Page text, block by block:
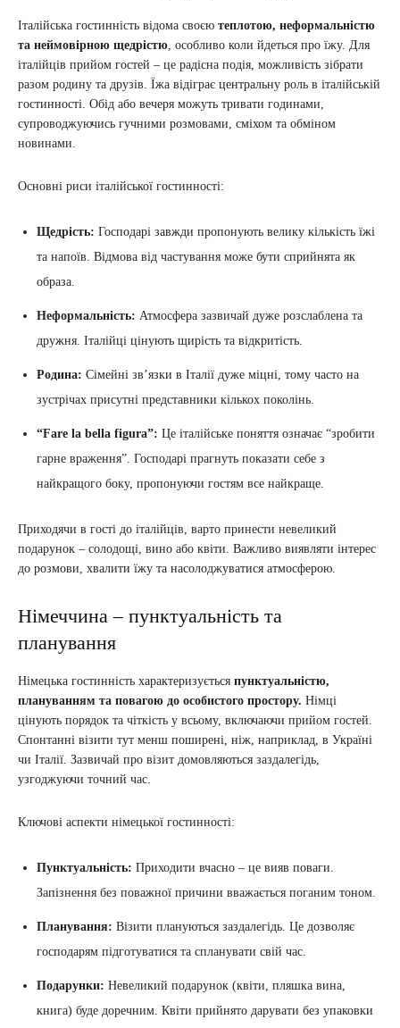
Італійська гостинність відома своєю теплотою, неформальністю
та неймовірною щедрістю, особливо коли йдеться про їжу. Для
італійців прийом гостей – це радісна подія, можливість зібрати
разом родину та друзів. Їжа відіграє центральну роль в італійській
гостинності. Обід або вечеря можуть тривати годинами,
супроводжуючись гучними розмовами, сміхом та обміном
новинами.
Основні риси італійської гостинності:
Щедрість: Господарі завжди пропонують велику кількість їжі
та напоїв. Відмова від частування може бути сприйнята як
образа.
Неформальність: Атмосфера зазвичай дуже розслаблена та
дружня. Італійці цінують щирість та відкритість.
Родина: Сімейні зв’язки в Італії дуже міцні, тому часто на
зустрічах присутні представники кількох поколінь.
“Fare la bella figura”: Це італійське поняття означає “зробити
гарне враження”. Господарі прагнуть показати себе з
найкращого боку, пропонуючи гостям все найкраще.
Приходячи в гості до італійців, варто принести невеликий
подарунок – солодощі, вино або квіти. Важливо виявляти інтерес
до розмови, хвалити їжу та насолоджуватися атмосферою.
Німеччина – пунктуальність та
планування
Німецька гостинність характеризується пунктуальністю,
плануванням та повагою до особистого простору. Німці
цінують порядок та чіткість у всьому, включаючи прийом гостей.
Спонтанні візити тут менш поширені, ніж, наприклад, в Україні
чи Італії. Зазвичай про візит домовляються заздалегідь,
узгоджуючи точний час.
Ключові аспекти німецької гостинності:
Пунктуальність: Приходити вчасно – це вияв поваги.
Запізнення без поважної причини вважається поганим тоном.
Планування: Візити плануються заздалегідь. Це дозволяє
господарям підготуватися та спланувати свій час.
Подарунки: Невеликий подарунок (квіти, пляшка вина,
книга) буде доречним. Квіти прийнято дарувати без упаковки